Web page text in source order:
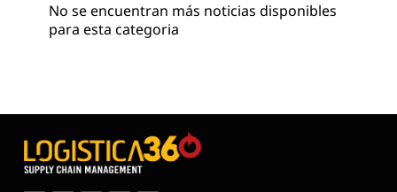
No se encuentran más noticias disponibles
para esta categoria